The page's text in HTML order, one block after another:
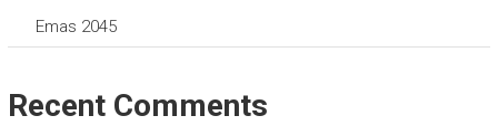
Emas 2045
Recent Comments